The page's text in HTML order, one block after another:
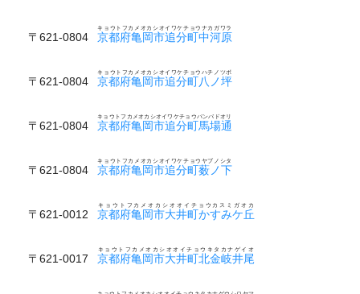
〒621-0804 京都府亀岡市追分町中河原
キョウトフカメオカシオイワケチョウナカガワラ
〒621-0804 京都府亀岡市追分町八ノ坪
キョウトフカメオカシオイワケチョウハチノツボ
〒621-0804 京都府亀岡市追分町馬場通
キョウトフカメオカシオイワケチョウバンバドオリ
〒621-0804 京都府亀岡市追分町薮ノ下
キョウトフカメオカシオイワケチョウヤブノシタ
〒621-0012 京都府亀岡市大井町かすみケ丘
キョウトフカメオカシオオイチョウカスミガオカ
〒621-0017 京都府亀岡市大井町北金岐井尾
キョウトフカメオカシオオイチョウキタカナゲイオ